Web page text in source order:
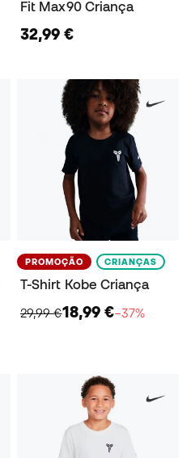
Fit Max90 Criança
32,99 €
PROMOÇÃO CRIANÇAS
T-Shirt Kobe Criança
29,99 €18,99 €−37%